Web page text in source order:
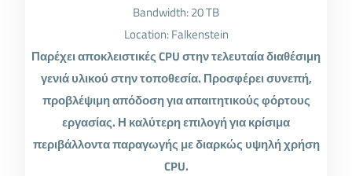
Bandwidth: 20 TB
Location: Falkenstein
Παρέχει αποκλειστικές CPU στην τελευταία διαθέσιμη
γενιά υλικού στην τοποθεσία. Προσφέρει συνεπή,
προβλέψιμη απόδοση για απαιτητικούς φόρτους
εργασίας. Η καλύτερη επιλογή για κρίσιμα
περιβάλλοντα παραγωγής με διαρκώς υψηλή χρήση
CPU.